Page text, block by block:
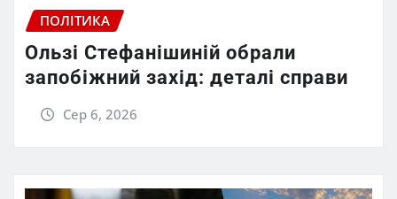
ПОЛІТИКА
Ользі Стефанішиній обрали
запобіжний захід: деталі справи
Сер 6, 2026